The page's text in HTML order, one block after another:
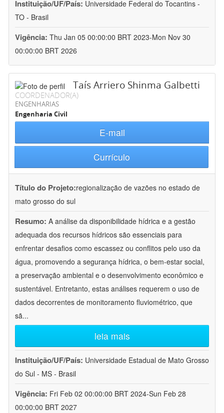
Instituição/UF/País: Universidade Federal do Tocantins -
TO - Brasil
Vigência: Thu Jan 05 00:00:00 BRT 2023-Mon Nov 30
00:00:00 BRT 2026
Taís Arriero Shinma Galbetti
COORDENADOR(A)
ENGENHARIAS
Engenharia Civil
E-mail
Currículo
Título do Projeto:regionalização de vazões no estado de
mato grosso do sul
Resumo: A análise da disponibilidade hídrica e a gestão
adequada dos recursos hídricos são essenciais para
enfrentar desafios como escassez ou conflitos pelo uso da
água, promovendo a segurança hídrica, o bem-estar social,
a preservação ambiental e o desenvolvimento econômico e
sustentável. Entretanto, estas análises requerem o uso de
dados decorrentes de monitoramento fluviométrico, que
sã...
leia mais
Instituição/UF/País: Universidade Estadual de Mato Grosso
do Sul - MS - Brasil
Vigência: Fri Feb 02 00:00:00 BRT 2024-Sun Feb 28
00:00:00 BRT 2027